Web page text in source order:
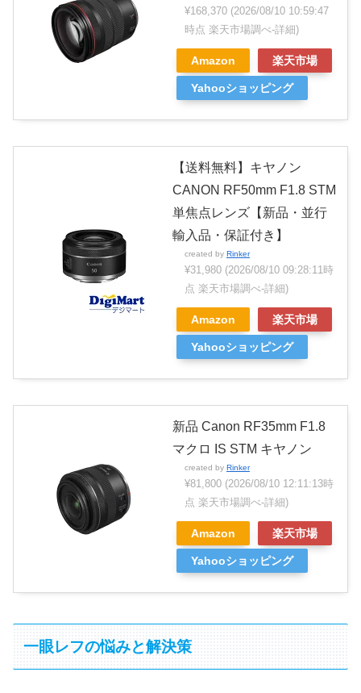
¥168,370 (2026/08/10 10:59:47
時点 楽天市場調べ-詳細)
Amazon 楽天市場
Yahooショッピング
【送料無料】キヤノン
CANON RF50mm F1.8 STM
単焦点レンズ【新品・並行
輸入品・保証付き】
created by Rinker
¥31,980 (2026/08/10 09:28:11時
点 楽天市場調べ-詳細)
Amazon 楽天市場
Yahooショッピング
新品 Canon RF35mm F1.8
マクロ IS STM キヤノン
created by Rinker
¥81,800 (2026/08/10 12:11:13時
点 楽天市場調べ-詳細)
Amazon 楽天市場
Yahooショッピング
一眼レフの悩みと解決策